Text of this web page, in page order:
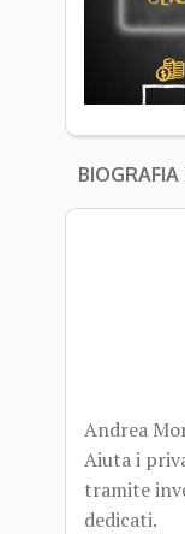
Andrea
Aiuta i
tramite
dedicati.